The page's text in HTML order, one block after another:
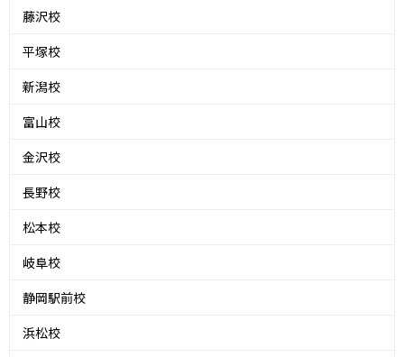
藤沢校
平塚校
新潟校
富山校
金沢校
長野校
松本校
岐阜校
静岡駅前校
浜松校